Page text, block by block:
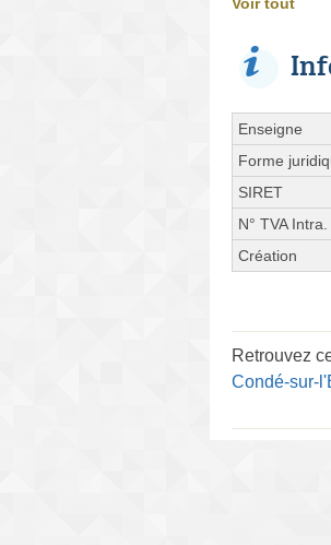
Enseigne
Forme
SIRET
N° TVA Intra.
Création
Retrouvez
Condé-sur-